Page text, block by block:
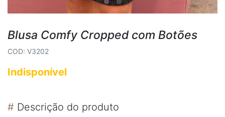
Blusa Comfy Cropped com Botões
COD: V3202
Indisponível
# Descrição do produto